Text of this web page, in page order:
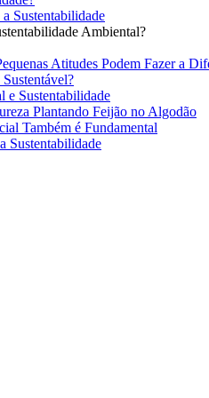
Sustentabilidade
Ambiental?
Atitudes Podem Fazer a
e Sustentabilidade
Plantando Feijão no Algodão
Também é Fundamental
Sustentabilidade